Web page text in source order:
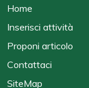
Home
Inserisci attività
Proponi articolo
Contattaci
SiteMap